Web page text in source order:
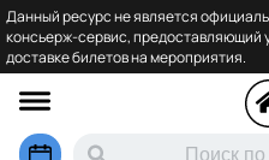
Данный ресурс не является
консьерж-сервис, предоставляющий
доставке билетов на мероприятия.